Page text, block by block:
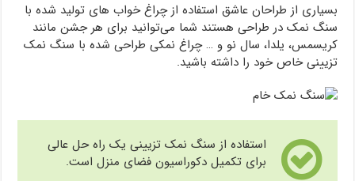
بسیاری از طراحان عاشق استفاده از چراغ خواب های تولید شده با
سنگ نمک در طراحی هستند شما می‌توانید برای هر جشن مانند
کریسمس، یلدا، سال نو و … چراغ نمکی طراحی شده با سنگ نمک
تزیینی خاص خود را داشته باشید.
استفاده از سنگ نمک تزیینی یک راه حل عالی
برای تکمیل دکوراسیون فضای منزل است.